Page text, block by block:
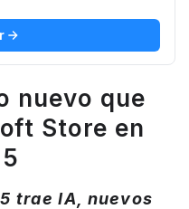
nuevo que
Store en
trae IA, nuevos